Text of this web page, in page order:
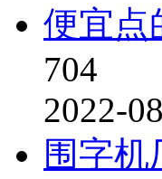
便宜点
704
2022-
围字机